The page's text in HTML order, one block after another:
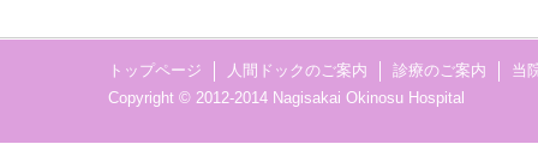
トップページ 人間ドックのご案内 診療のご案内
当
Copyright © 2012-2014 Nagisakai Okinosu Hospital